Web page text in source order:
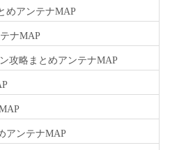
めアンテナMAP
ナMAP
攻略まとめアンテナMAP
アンテナMAP